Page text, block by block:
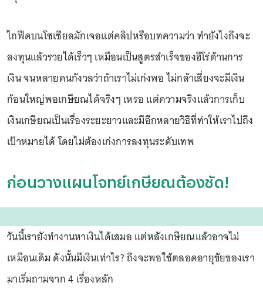
ไถฟีดบนโซเชียลมักเจอแต่คลิปหรือบทความว่า ทำยังไงถึงจะ
ลงทุนแล้วรวยได้เร็วๆ เหมือนเป็นสูตรสำเร็จของฮีโร่ด้านการ
เงิน จนหลายคนกังวลว่าถ้าเราไม่เก่งพอ ไม่กล้าเสี่ยงจะมีเงิน
ก้อนใหญ่พอเกษียณได้จริงๆ เหรอ แต่ความจริงแล้วการเก็บ
เงินเกษียณเป็นเรื่องระยะยาวและมีอีกหลายวิธีที่ทำให้เราไปถึง
เป้าหมายได้ โดยไม่ต้องเก่งการลงทุนระดับเทพ
ก่อนวางแผนโจทย์เกษียณต้องชัด!
วันนี้เรายังทำงานหาเงินได้เสมอ แต่หลังเกษียณแล้วอาจไม่
เหมือนเดิม ดังนั้นมีเงินเท่าไร? ถึงจะพอใช้ตลอดอายุขัยของเรา
มาเริ่มถามจาก 4 เรื่องหลัก